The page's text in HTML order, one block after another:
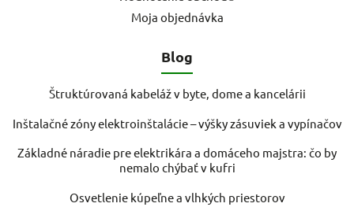
Moja objednávka
Blog
Štruktúrovaná kabeláž v byte, dome a kancelárii
Inštalačné zóny elektroinštalácie – výšky zásuviek a vypínačov
Základné náradie pre elektrikára a domáceho majstra: čo by
nemalo chýbať v kufri
Osvetlenie kúpeľne a vlhkých priestorov